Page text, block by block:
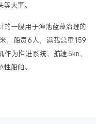
大事。
的一艘用于滇池蓝藻治理的
，船员6人，满载总重159
为推进系统，航速5kn，
船舶。